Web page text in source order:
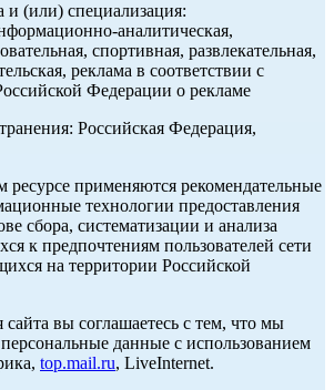
и (или) специализация:
аналитическая,
спортивная, развлекательная,
реклама в соответствии с
Федерации о рекламе
Российская Федерация,
применяются рекомендательные
технологии предоставления
сбора, систематизации и анализа
к предпочтениям пользователей сети
на территории Российской
вы соглашаетесь с тем, что мы
данные с использованием
top.mail.ru, LiveInternet.